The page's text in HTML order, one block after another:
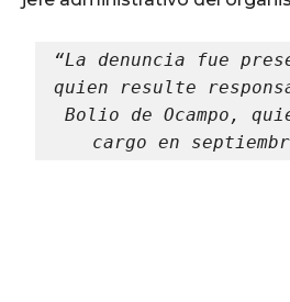
“La denuncia fue
quien resulte
Bolio de Ocampo,
cargo en